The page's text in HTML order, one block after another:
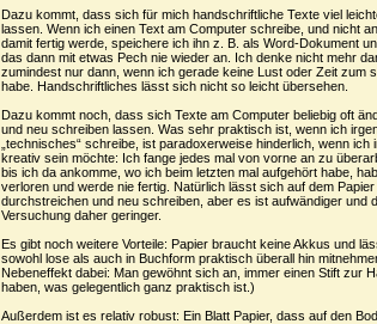
Dazu kommt, dass sich für mich handschriftliche Texte viel
lassen. Wenn ich einen Text am Computer schreibe, und nicht
damit fertig werde, speichere ich ihn z. B. als Word-Dokument
das dann mit etwas Pech nie wieder an. Ich denke nicht mehr
zumindest nur dann, wenn ich gerade keine Lust oder Zeit zum
habe. Handschriftliches lässt sich nicht so leicht übersehen.
Dazu kommt noch, dass sich Texte am Computer beliebig oft
und neu schreiben lassen. Was sehr praktisch ist, wenn ich
„technisches“ schreibe, ist paradoxerweise hinderlich, wenn ich
kreativ sein möchte: Ich fange jedes mal von vorne an zu
bis ich da ankomme, wo ich beim letzten mal aufgehört habe,
verloren und werde nie fertig. Natürlich lässt sich auf dem
durchstreichen und neu schreiben, aber es ist aufwändiger und
Versuchung daher geringer.
Es gibt noch weitere Vorteile: Papier braucht keine Akkus und
sowohl lose als auch in Buchform praktisch überall hin
Nebeneffekt dabei: Man gewöhnt sich an, immer einen Stift zur
haben, was gelegentlich ganz praktisch ist.)
Außerdem ist es relativ robust: Ein Blatt Papier, dass auf den